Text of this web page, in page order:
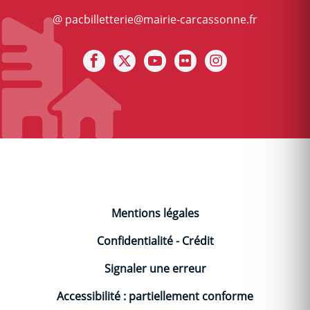
@ pacbilletterie@mairie-carcassonne.fr
Notre facebook
Notre X (ex Twitter)
Notre Chaine youtube
Notre photothèque
Mentions légales
Confidentialité-Crédit
Signaler une erreur
Accessibilité : partiellement conforme